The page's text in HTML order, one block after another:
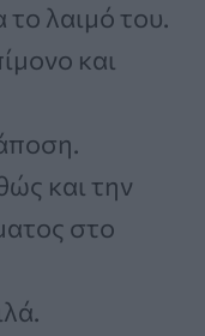
το λαιμό του.
και
και την
στο